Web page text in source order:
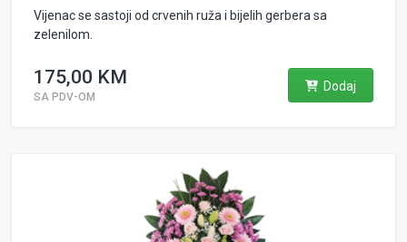
Vijenac se sastoji od crvenih ruža i bijelih gerbera sa
zelenilom.
175,00 KM
SA PDV-OM
Dodaj